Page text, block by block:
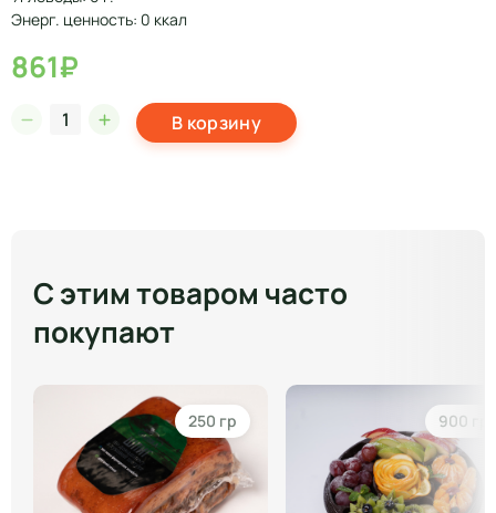
Энерг. ценность: 0 ккал
861₽
В корзину
С этим товаром часто
покупают
250 гр 900 гр